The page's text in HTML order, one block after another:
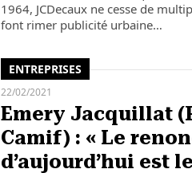
1964, JCDecaux ne cesse de
font rimer publicité urbaine…
ENTREPRISES
22/02/2021
Emery Jacquillat
Camif) : « Le
d’aujourd’hui est